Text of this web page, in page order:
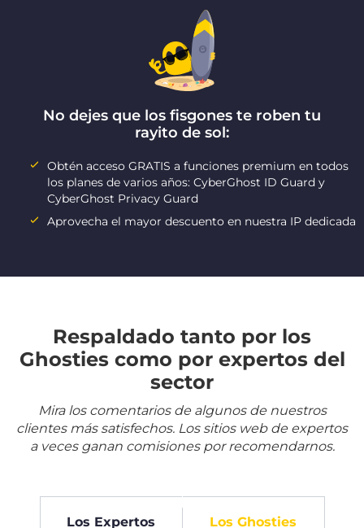
No dejes que los fisgones te roben tu
rayito de sol:
Obtén acceso GRATIS a funciones premium en todos
los planes de varios años: CyberGhost ID Guard y
CyberGhost Privacy Guard
Aprovecha el mayor descuento en nuestra IP dedicada
Respaldado tanto por los
Ghosties como por expertos del
sector
Mira los comentarios de algunos de nuestros
clientes más satisfechos. Los sitios web de expertos
a veces ganan comisiones por recomendarnos.
Los Expertos Los Ghosties